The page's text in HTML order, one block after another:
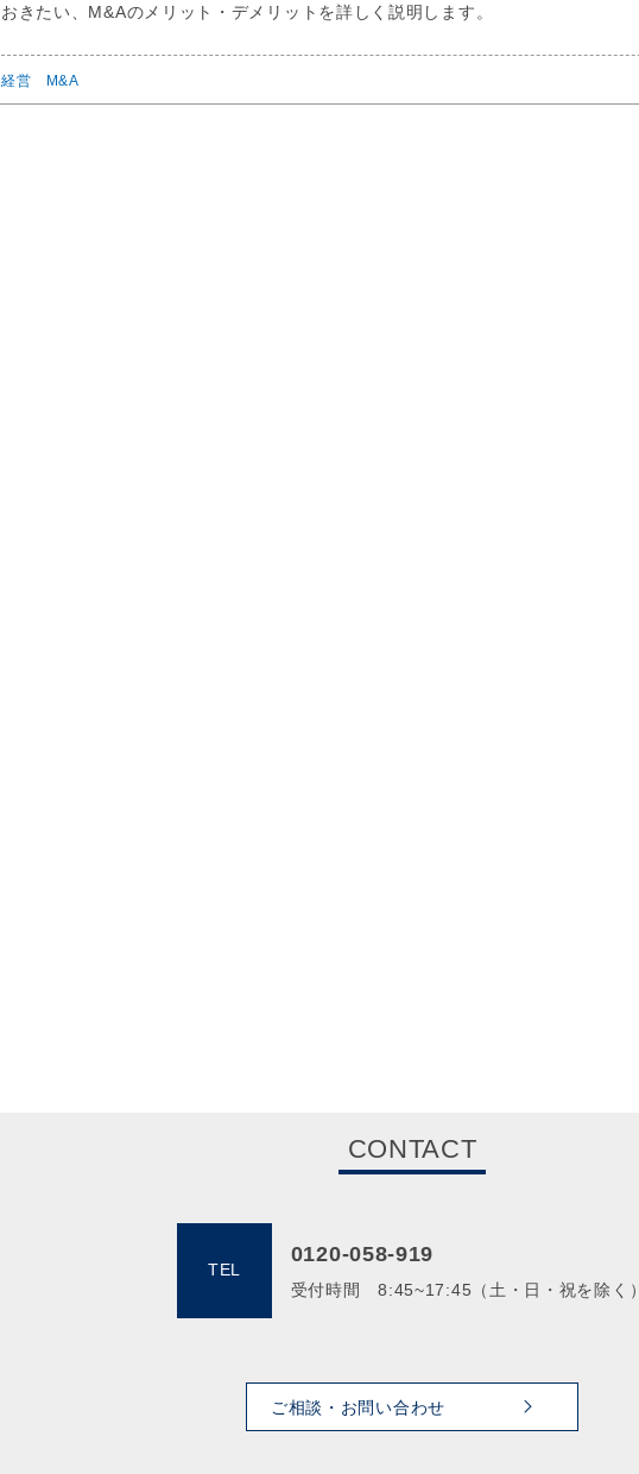
おきたい、M&Aのメリット・デメリットを詳しく説明します。
経営 M&A
CONTACT
TEL
0120-058-919
受付時間 8:45~17:45（土・日・祝を除く）
ご相談・お問い合わせ